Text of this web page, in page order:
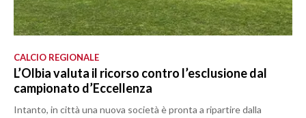
CALCIO REGIONALE
L’Olbia valuta il ricorso contro l’esclusione dal
campionato d’Eccellenza
Intanto, in città una nuova società è pronta a ripartire dalla